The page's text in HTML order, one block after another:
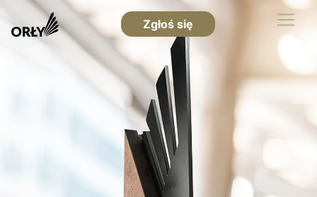
Zgłoś się